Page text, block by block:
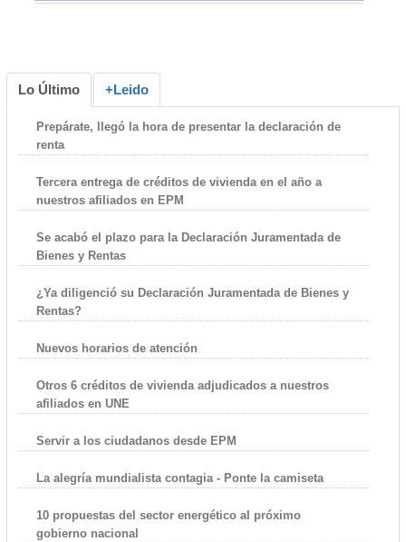
Lo Último +Leido
Prepárate, llegó la hora de presentar la declaración de
renta
Tercera entrega de créditos de vivienda en el año a
nuestros afiliados en EPM
Se acabó el plazo para la Declaración Juramentada de
Bienes y Rentas
¿Ya diligenció su Declaración Juramentada de Bienes y
Rentas?
Nuevos horarios de atención
Otros 6 créditos de vivienda adjudicados a nuestros
afiliados en UNE
Servir a los ciudadanos desde EPM
La alegría mundialista contagia - Ponte la camiseta
10 propuestas del sector energético al próximo
gobierno nacional